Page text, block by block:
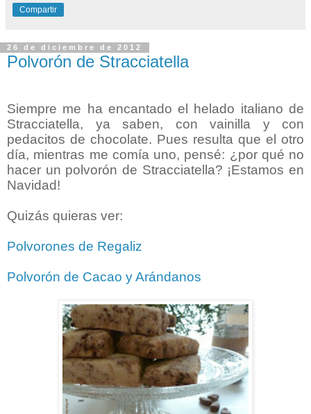
Compartir
26 de diciembre de 2012
Polvorón de Stracciatella
Siempre me ha encantado el helado italiano de
Stracciatella, ya saben, con vainilla y con
pedacitos de chocolate. Pues resulta que el otro
día, mientras me comía uno, pensé: ¿por qué no
hacer un polvorón de Stracciatella? ¡Estamos en
Navidad!
Quizás quieras ver:
Polvorones de Regaliz
Polvorón de Cacao y Arándanos